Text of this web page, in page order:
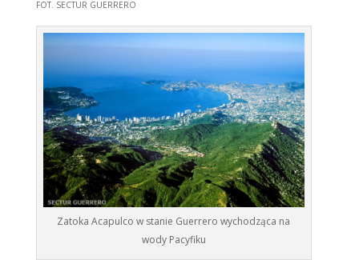
FOT. SECTUR GUERRERO
Zatoka Acapulco w stanie Guerrero wychodząca na
wody Pacyfiku